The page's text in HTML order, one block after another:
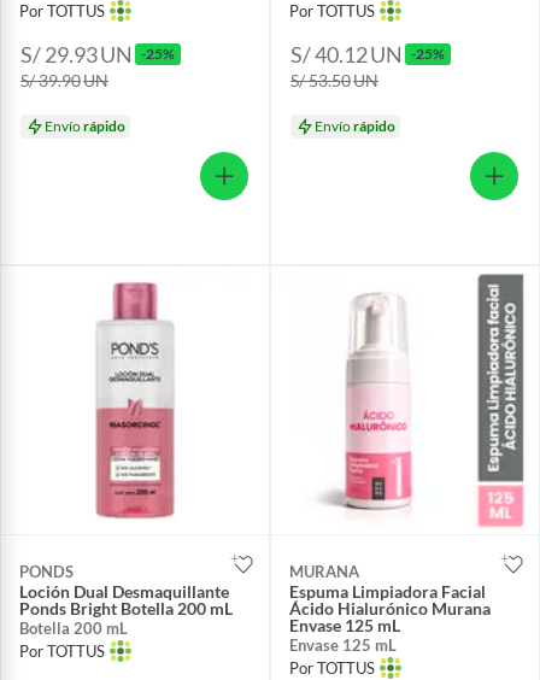
Por TOTTUS
S/ 29.93UN -25%
S/ 39.90UN
Envíorápido
Por TOTTUS
S/ 40.12UN -25%
S/ 53.50UN
Envíorápido
PONDS
Loción Dual Desmaquillante
Ponds Bright Botella 200 mL
Botella 200 mL
Por TOTTUS
MURANA
Espuma Limpiadora Facial
Ácido Hialurónico Murana
Envase 125 mL
Envase 125 mL
Por TOTTUS